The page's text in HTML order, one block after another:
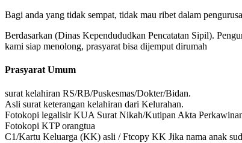
Bagi anda yang tidak sempat, tidak mau ribet dalam
Berdasarkan (Dinas Kependududkan Pencatatan Sipil).
kami siap menolong, prasyarat bisa dijemput dirumah
Prasyarat Umum
surat kelahiran RS/RB/Puskesmas/Dokter/Bidan.
Asli surat keterangan kelahiran dari Kelurahan.
Fotokopi legalisir KUA Surat Nikah/Kutipan Akta
Fotokopi KTP orangtua
C1/Kartu Keluarga (KK) asli / Ftcopy KK Jika nama anak